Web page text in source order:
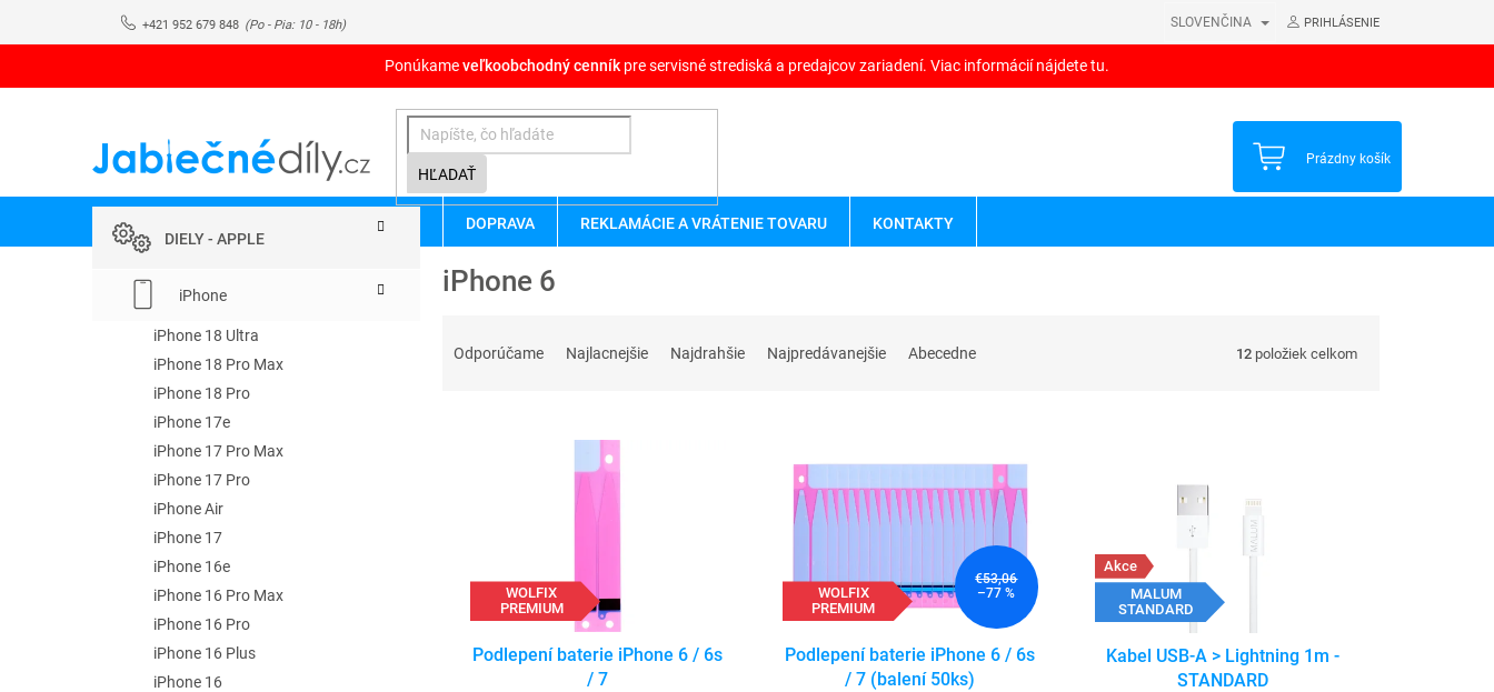
+421 952 679 848 SLOVENČINA PRIHLÁSENIE
Ponúkameveľkoobchodný cenník pre servisné strediská a predajcov zariadení. Viac informácií nájdete tu.
HĽADAŤ
NÁKUPNÝ
Prázdny košík
DOPRAVA REKLAMÁCIE A VRÁTENIE TOVARU KONTAKTY
o
kategórieDIELY - APPLE
iPhone
iPhone 18 Ultra
iPhone 18 Pro Max
iPhone 18 Pro
iPhone 17e
iPhone 17 Pro Max
iPhone 17 Pro
iPhone Air
iPhone 17
iPhone 16e
iPhone 16 Pro Max
iPhone 16 Pro
iPhone 16 Plus
iPhone 16
iPhone 6
Odporúčame Najlacnejšie Najdrahšie Najpredávanejšie Abecedne 12 položiek celkom
WOLFIX
PREMIUM
Podlepení baterie iPhone 6 / 6s
/ 7
WOLFIX
PREMIUM
€53,06
–77 %
Podlepení baterie iPhone 6 / 6s
/ 7 (balení 50ks)
Akce
MALUM
STANDARD
Kabel USB-A > Lightning 1m -
STANDARD